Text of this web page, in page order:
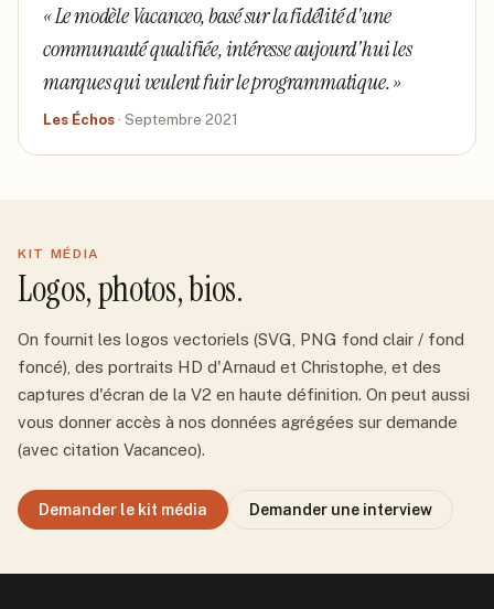
«Le modèle Vacanceo, basé sur la fidélité d'une
communauté qualifiée, intéresse aujourd'hui les
marques qui veulent fuir le programmatique.»
Les Échos · Septembre 2021
KIT MÉDIA
Logos, photos, bios.
On fournit les logos vectoriels (SVG, PNG fond clair / fond
foncé), des portraits HD d'Arnaud et Christophe, et des
captures d'écran de la V2 en haute définition. On peut aussi
vous donner accès à nos données agrégées sur demande
(avec citation Vacanceo).
Demander le kit média Demander une interview